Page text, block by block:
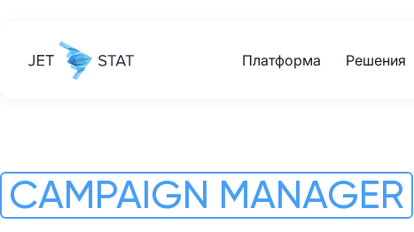
Платформа Решения
CAMPAIGN MANAGER